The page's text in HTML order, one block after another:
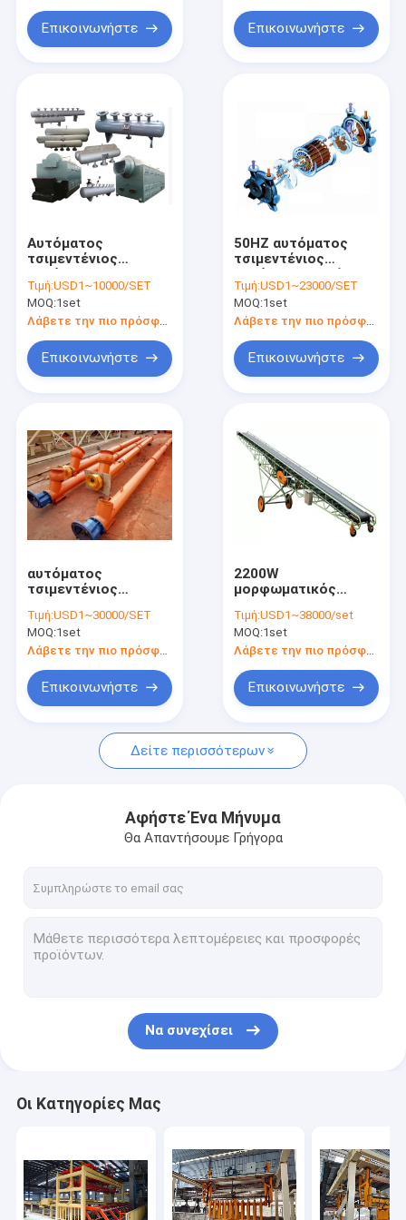
Επικοινωνήστε Επικοινωνήστε
Αυτόματος
τσιμεντένιος
κυλίνδρων SANKON
που κατασκευάζει
τη μηχανή
Τιμή:USD1~10000/SET
MOQ:1set
Λάβετε την πιο πρόσφατη τιμή
Επικοινωνήστε
50HZ αυτόματος
τσιμεντένιος
αντλιών που
κατασκευάζει τη
μηχανή
Τιμή:USD1~23000/SET
MOQ:1set
Επικοινωνήστε
αυτόματος
τσιμεντένιος
τροφοδοτών βιδών
300 r/min που
κατασκευάζει τη
μηχανή
Τιμή:USD1~30000/SET
MOQ:1set
Λάβετε την πιο πρόσφατη τιμή
Επικοινωνήστε
2200W
μορφωματικός
για τη γραμμή
παραγωγής AAC
Τιμή:USD1~38000/set
MOQ:1set
Επικοινωνήστε
Δείτε περισσότερων
Αφήστε Ένα Μήνυμα
Θα Απαντήσουμε Γρήγορα
Να συνεχίσει
Οι Κατηγορίες Μας